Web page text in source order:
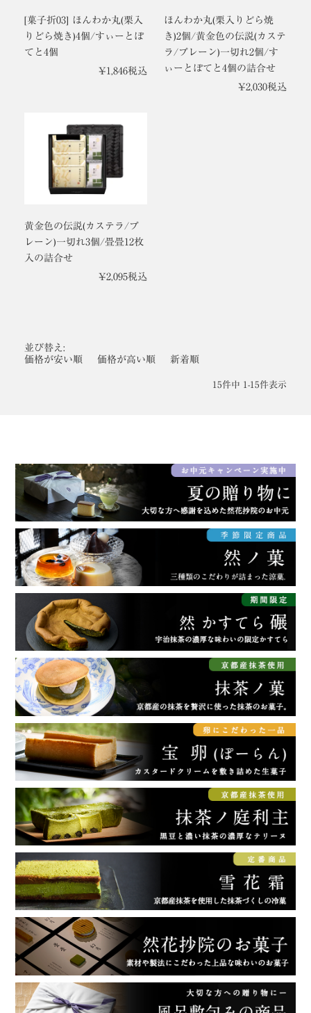
[菓子折03] ほんわか丸(栗入
りどら焼き)4個/すぃーとぽ
てと4個
¥1,846税込
ほんわか丸(栗入りどら焼
き)2個/黄金色の伝説(カステ
ラ/プレーン)一切れ2個/す
ぃーとぽてと4個の詰合せ
¥2,030税込
黄金色の伝説(カステラ/プ
レーン)一切れ3個/畳畳12枚
入の詰合せ
¥2,095税込
並び替え
価格が安い順
価格が高い順 新着順
15件中 1 -15件表示